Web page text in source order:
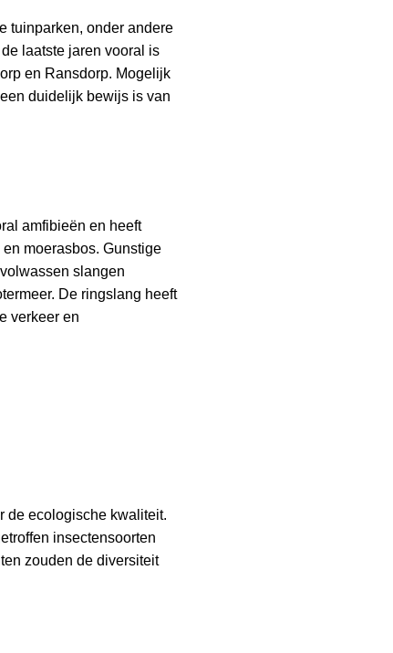
tuinparken, onder andere
laatste jaren vooral is
en Ransdorp. Mogelijk
duidelijk bewijs is van
amfibieën en heeft
moerasbos. Gunstige
slangen
De ringslang heeft
verkeer en
de ecologische kwaliteit.
insectensoorten
zouden de diversiteit